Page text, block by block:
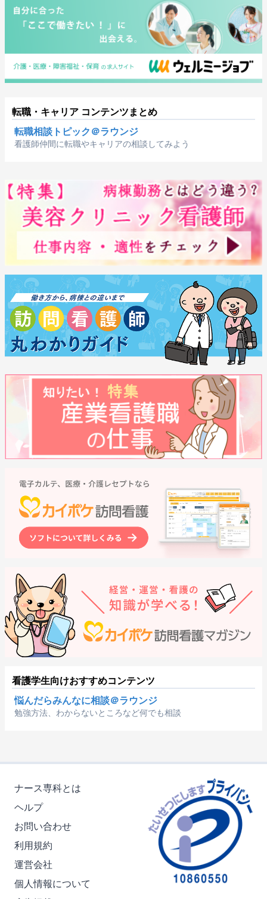
転職・キャリア コンテンツまとめ
転職相談トピック＠ラウンジ
看護師仲間に転職やキャリアの相談してみよう
看護学生向けおすすめコンテンツ
悩んだらみんなに相談＠ラウンジ
勉強方法、わからないところなど何でも相談
ナース専科とは
ヘルプ
お問い合わせ
利用規約
運営会社
個人情報について